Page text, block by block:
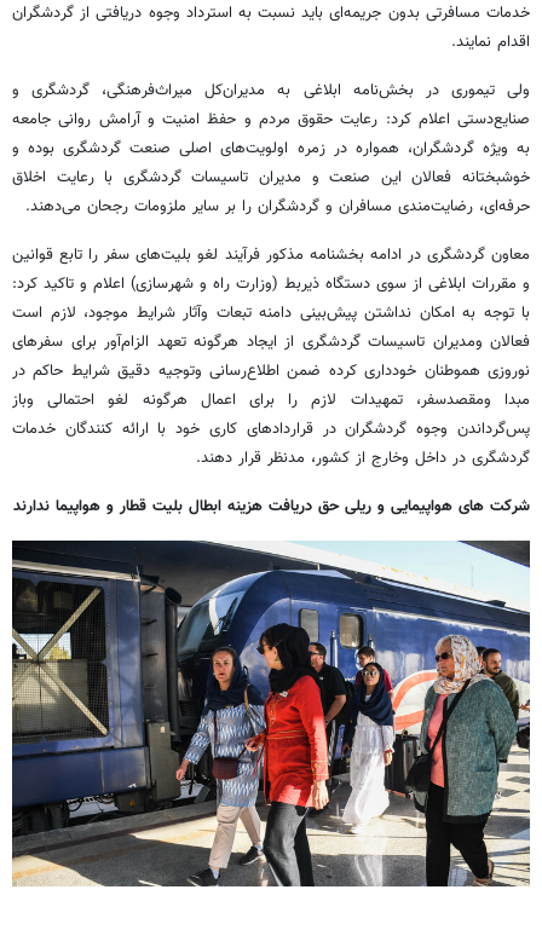
خدمات مسافرتی بدون جریمه‌ای باید نسبت به استرداد وجوه دریافتی از گردشگران
اقدام نمایند.
ولی تیموری در بخش‌نامه ابلاغی به مدیران‌کل میراث‌فرهنگی، گردشگری و
صنایع‌دستی اعلام کرد: رعایت حقوق مردم و حفظ امنیت و آرامش روانی جامعه
به ویژه گردشگران، همواره در زمره اولویت‌های اصلی صنعت گردشگری بوده و
خوشبختانه فعالان این صنعت و مدیران تاسیسات گردشگری با رعایت اخلاق
حرفه‌ای، رضایت‌مندی مسافران و گردشگران را بر سایر ملزومات رجحان می‌دهند.
معاون گردشگری در ادامه بخشنامه مذکور فرآیند لغو بلیت‌های سفر را تابع قوانین
و مقررات ابلاغی از سوی دستگاه‌ ذیربط (وزارت راه و شهرسازی) اعلام و تاکید کرد:
با توجه به امکان نداشتن پیش‌بینی دامنه تبعات وآثار شرایط موجود، لازم است
فعالان ومدیران تاسیسات گردشگری از ایجاد هرگونه تعهد الزام‌آور برای سفرهای
نوروزی هموطنان خودداری کرده ضمن اطلاع‌رسانی وتوجیه دقیق شرایط حاکم در
مبدا ومقصدسفر، تمهیدات لازم را برای اعمال هرگونه لغو احتمالی وباز
پس‌گرداندن وجوه گردشگران در قراردادهای کاری خود با ارائه کنندگان خدمات
گردشگری در داخل وخارج از کشور، مدنظر قرار دهند.
شرکت های هواپیمایی و ریلی حق دریافت هزینه ابطال بلیت قطار و هواپیما ندارند